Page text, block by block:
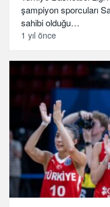
şampiyon sporcuları
sahibi olduğu…
1 yıl önce